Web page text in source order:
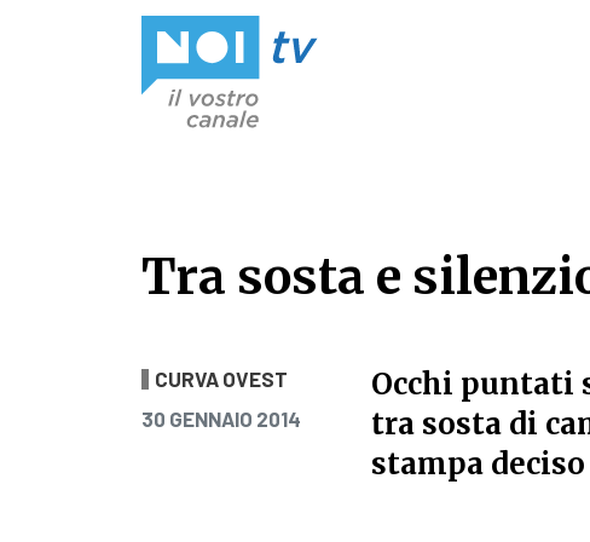
Tra sosta e
Tra sosta e
CURVA OVEST
PUBBLICATO IL
30 GENNAIO 2014
Occhi puntati
tra sosta di
stampa